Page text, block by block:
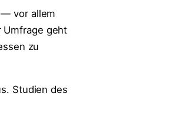
vor allem
Umfrage geht
zu
Studien des